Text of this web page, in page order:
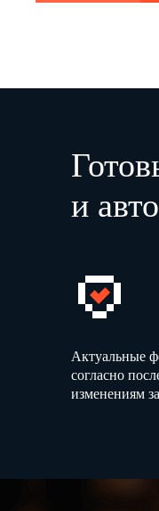
и
Актуальные
согласно
изменениям